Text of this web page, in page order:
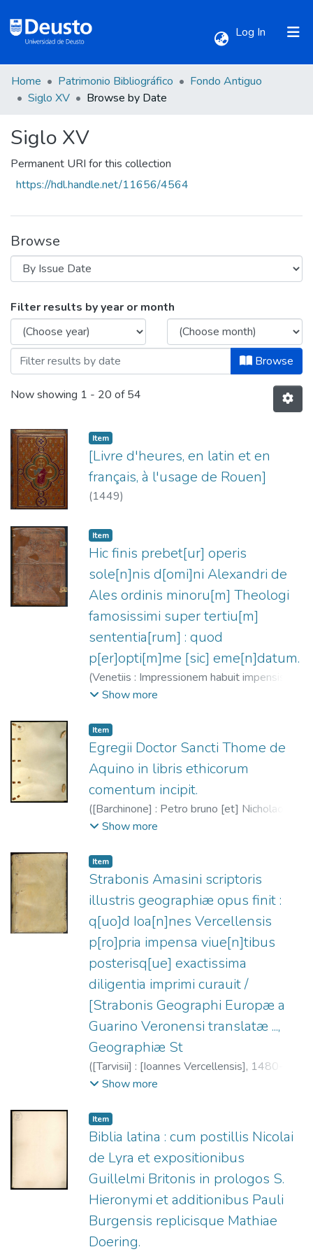
Log In (current)
Communities & Collections
All of DSpace
Home Patrimonio Bibliográfico
Fondo Antiguo
Siglo XV
Browse by Date
Siglo XV
Permanent URI for this collection
https://hdl.handle.net/11656/4564
Browse
Browsing Siglo XV by Issue Date
Filter results by year or month
Browse
Now showing 1 - 20 of 54
Item
[Livre d'heures, en latin et en
français, à l'usage de Rouen]
(1449)
Item
Hic finis prebet[ur] operis
sole[n]nis d[omi]ni Alexandri de
Ales ordinis minoru[m] Theologi
famosissimi super tertiu[m]
sententia[rum] : quod
p[er]opti[m]me [sic] eme[n]datum.
(Venetiis : Impressionem habuit impensis
Iohannis de Colonia sociiq[ue] eius Iohannis
de Hales (O.F.M.), ca. 1185-1245
von Köln, fl. 1471-1491;Manthen, Johann,
fl. 1471-1481
Show more
Item
Egregii Doctor Sancti Thome de
Aquino in libris ethicorum
comentum incipit.
([Barchinone] : Petro bruno [et] Nicholao
spi[n]deler germanice natio[n]is, q[?]
i[m]pressio[n]e[m], in vrbe p[rae]clarissi[m]a
Barch[ino]ne, 1478-06-15)Tomás de
Aquino, Santo, 1225?-1274
Brun, Pedro,
fl. 1477-1506;Spindeler, Nicolás, fl. 1477-
1506
Show more
Item
Strabonis Amasini scriptoris
illustris geographiæ opus finit :
q[uo]d Ioa[n]nes Vercellensis
p[ro]pria impensa viue[n]tibus
posterisq[ue] exactissima
diligentia imprimi curauit /
[Strabonis Geographi Europæ a
Guarino Veronensi translatæ ...,
Geographiæ St
([Tarvisii] : [Ioannes Vercellensis], 1480-08-
26)Estrabón;
Tifernate, Gregorio, 1414-ca. 1462
Show more
Item
Biblia latina : cum postillis Nicolai
de Lyra et expositionibus
Guillelmi Britonis in prologos S.
Hieronymi et additionibus Pauli
Burgensis replicisque Mathiae
Doering.